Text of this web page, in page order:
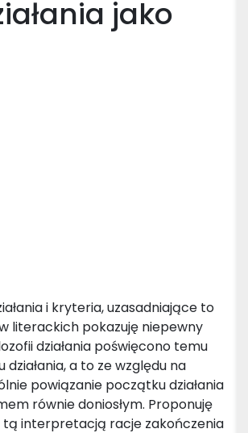
jako
i kryteria, uzasadniające to
literackich pokazuję niepewny
działania poświęcono temu
a to ze względu na
powiązanie początku działania
równie doniosłym. Proponuję
interpretacją racje zakończenia